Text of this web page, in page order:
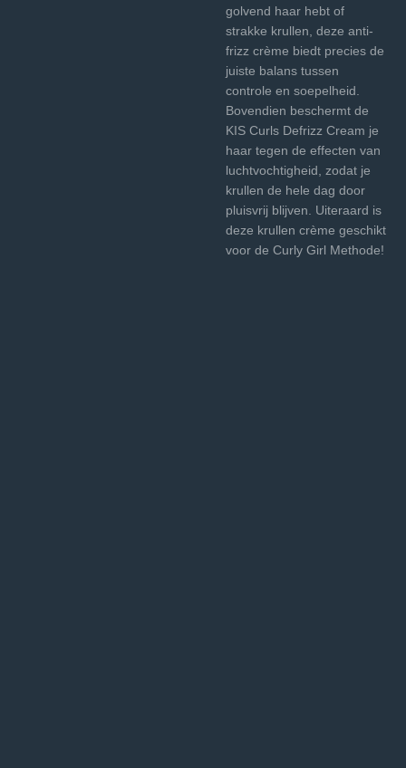
golvend haar hebt of
strakke krullen, deze anti-
frizz crème biedt precies de
juiste balans tussen
controle en soepelheid.
Bovendien beschermt de
KIS Curls Defrizz Cream je
haar tegen de effecten van
luchtvochtigheid, zodat je
krullen de hele dag door
pluisvrij blijven. Uiteraard is
deze krullen crème geschikt
voor de Curly Girl Methode!